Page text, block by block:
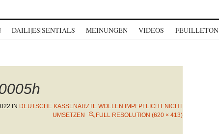
DAILI|ES|SENTIALS MEINUNGEN VIDEOS FEUILLETON
IN DEUTSCHE KASSENÄRZTE WOLLEN IMPFPFLICHT NICHT
UMSETZEN
FULL RESOLUTION (620 × 413)